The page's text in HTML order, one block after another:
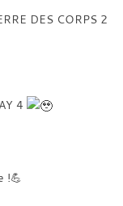
DES CORPS 2
4
!💪